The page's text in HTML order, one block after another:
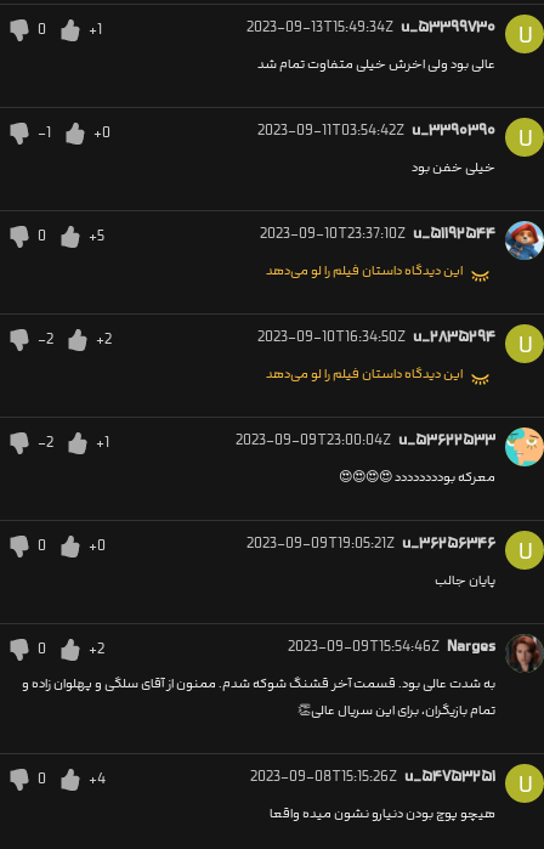
U u_۵۳۳۹۹۷۳۰ 2023-09-13T15:49:34Z
+1
0
عالی بود ولی اخرش خیلی متفاوت تمام شد
U u_۳۳۹۰۳۹۰ 2023-09-11T03:54:42Z
+0
-1
خیلی خفن بود
u_۵۱۱۹۲۵۴۴ 2023-09-10T23:37:10Z
+5
0
این دیدگاه داستان فیلم را لو می‌دهد
U u_۲۸۳۵۲۹۴ 2023-09-10T16:34:50Z
+2
-2
این دیدگاه داستان فیلم را لو می‌دهد
u_۵۳۶۲۲۵۳۳ 2023-09-09T23:00:04Z
+1
-2
معرکه بودددددددد 😍😍😍😍
U u_۳۶۲۵۶۳۴۶ 2023-09-09T19:05:21Z
+0
0
پایان جالب
Narges
2023-09-09T15:54:46Z
+2
0
به شدت عالی بود. قسمت آخر قشنگ شوکه شدم. ممنون از آقای سلگی و پهلوان زاده و
تمام بازیگران، برای این سریال عالی👏
U u_۵۴۷۵۳۲۵۱ 2023-09-08T15:15:26Z
+4
0
هیچو پوچ بودن دنیارو نشون میده واقعا